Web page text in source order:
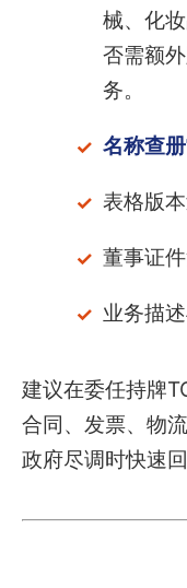
械、化
否需额
务。
名称查
表格版
董事证
业务描
建议在委任持牌
合同、发票、物
政府尽调时快速回